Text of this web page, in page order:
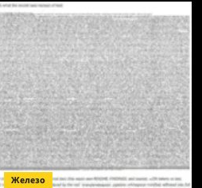
Железо